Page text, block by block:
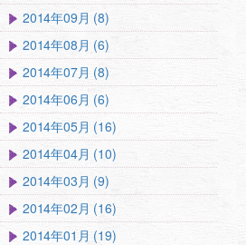
2014年09月 (8)
2014年08月 (6)
2014年07月 (8)
2014年06月 (6)
2014年05月 (16)
2014年04月 (10)
2014年03月 (9)
2014年02月 (16)
2014年01月 (19)